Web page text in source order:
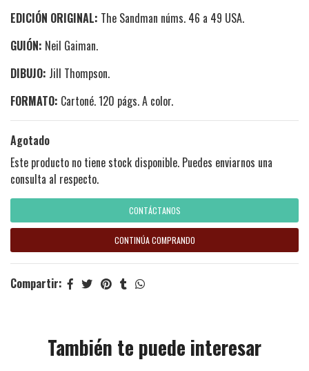
EDICIÓN ORIGINAL: The Sandman núms. 46 a 49 USA.
GUIÓN: Neil Gaiman.
DIBUJO: Jill Thompson.
FORMATO: Cartoné. 120 págs. A color.
Agotado
Este producto no tiene stock disponible. Puedes enviarnos una
consulta al respecto.
CONTÁCTANOS
CONTINÚA COMPRANDO
Compartir:
También te puede interesar